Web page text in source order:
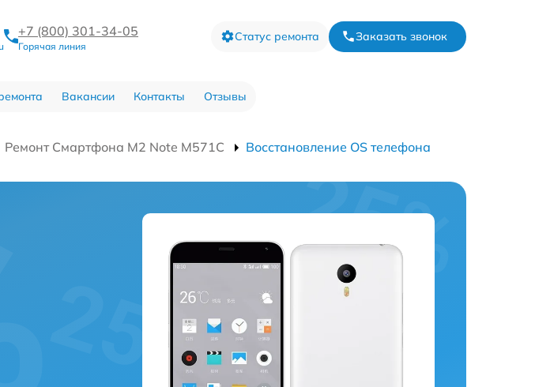
+7 (800) 301-34-05
Горячая линия
Статус ремонта Заказать звонок
Вакансии Контакты Отзывы
Ремонт Смартфона M2 Note M571C Восстановление OS телефона